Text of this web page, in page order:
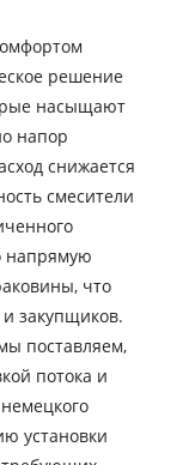
решение
насыщают
напор
снижается
смесители
напрямую
что
закупщиков.
поставляем,
потока и
установки